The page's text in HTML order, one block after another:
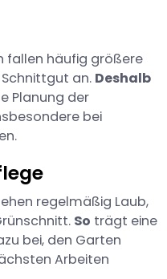
fallen häufig größere
an. Deshalb
Planung der
bei
regelmäßig Laub,
So trägt eine
bei, den Garten
Arbeiten